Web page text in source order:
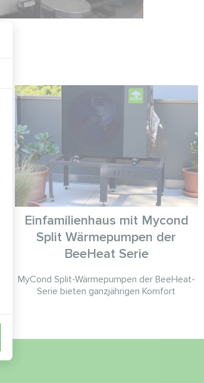
Einfamilienhaus mit Mycond
Split Wärmepumpen der
BeeHeat Serie
MyCond Split-Wärmepumpen der BeeHeat-
Serie bieten ganzjährigen Komfort